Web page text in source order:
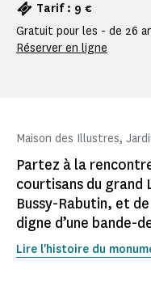
Tarif : 9 €
Gratuit pour les - de 26
Réserver en ligne
Maison des Illustres,
Partez à la
courtisans du grand
Bussy-Rabutin, et
digne d’une bande-
Lire l'histoire du